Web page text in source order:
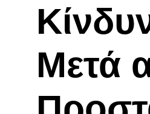
Μετά